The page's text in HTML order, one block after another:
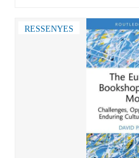
RESSENYES